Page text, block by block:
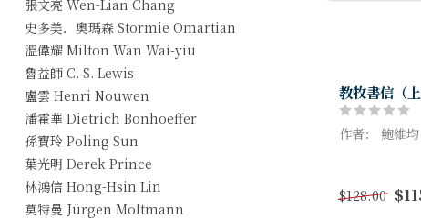
張文亮 Wen-Lian Chang
史多美．奧瑪森 Stormie Omartian
溫偉耀 Milton Wan Wai-yiu
魯益師 C. S. Lewis
盧雲 Henri Nouwen
潘霍華 Dietrich Bonhoeffer
孫寶玲 Poling Sun
葉光明 Derek Prince
林鴻信 Hong-Hsin Lin
莫特曼 Jürgen Moltmann
教牧書信（
作者： 鮑維均
卷，屬開創之
$128.00